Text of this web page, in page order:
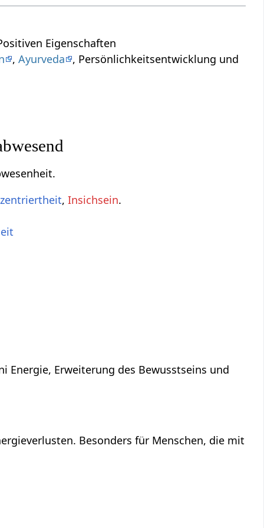
Eigenschaften
,Ayurveda , Persönlichkeitsentwicklung und
,Insichsein.
Energie, Erweiterung des Bewusstseins und
Besonders für Menschen, die mit